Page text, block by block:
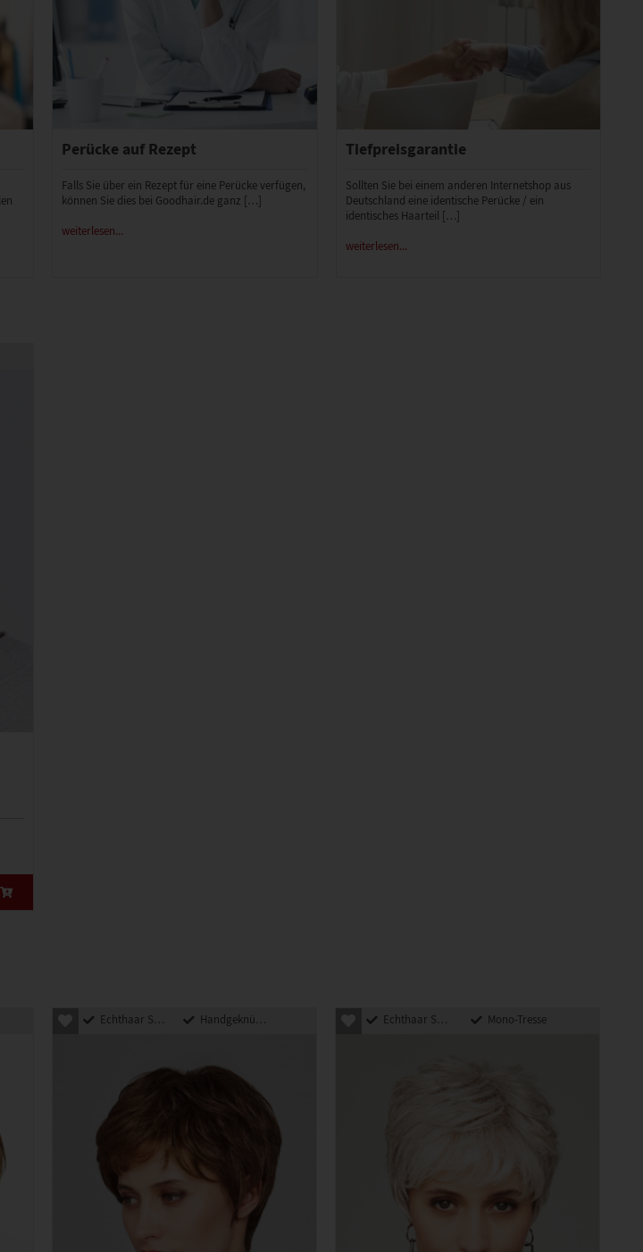
Perücke auf Rezept
Falls Sie über ein Rezept für eine Perücke verfügen,
können Sie dies bei Goodhair.de ganz […]
weiterlesen...
Tiefpreisgarantie
Sollten Sie bei einem anderen Internetshop aus
Deutschland eine identische Perücke / ein
identisches Haarteil […]
weiterlesen...
Echthaar Synthetik Mix Handgeknüpft Echthaar Synthetik Mix Mono-Tresse